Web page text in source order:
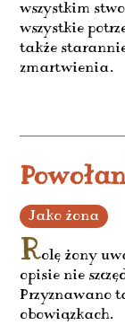
wszystkim
wszystkie
także
zmartwienia.
Jako żona
Rolę żony
opisie nie
Przyznawano
obowiązkach.